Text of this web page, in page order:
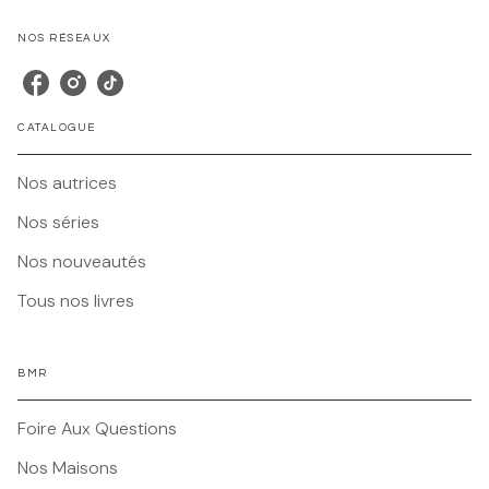
NOS RÉSEAUX
CATALOGUE
Nos autrices
Nos séries
Nos nouveautés
Tous nos livres
BMR
Foire Aux Questions
Nos Maisons